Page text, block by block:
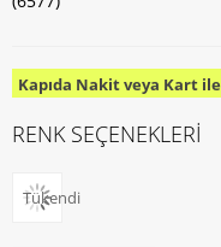
Kapıda Nakit veya Kart
RENK SEÇENEKLERİ
Tükendi